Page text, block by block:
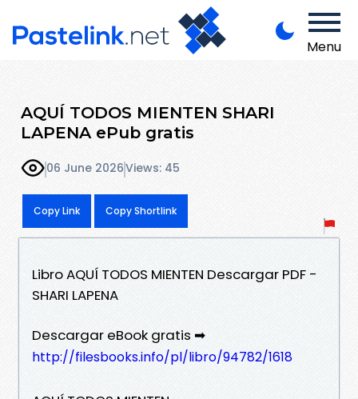
Menu
AQUÍ TODOS MIENTEN SHARI
LAPENA ePub gratis
06 June 2026Views: 45
Copy Link Copy Shortlink
Libro AQUÍ TODOS MIENTEN Descargar PDF -
SHARI LAPENA
Descargar eBook gratis ➡
http://filesbooks.info/pl/libro/94782/1618